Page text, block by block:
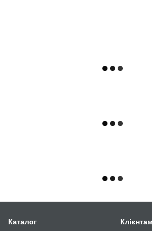
Каталог Клієнтам